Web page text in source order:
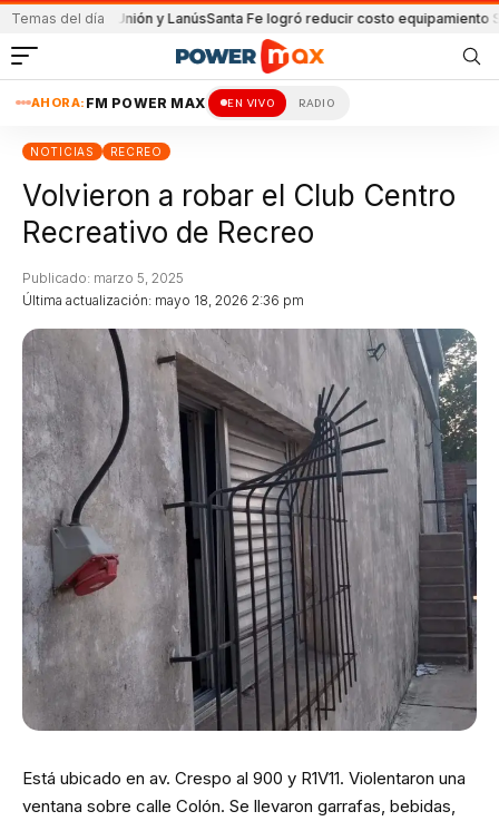
Temas del día
de Unión y LanúsSanta Fe logró reducir costo equipamiento
AHORA: FM POWER MAX EN VIVO RADIO
NOTICIAS RECREO
Volvieron a robar el Club Centro
Recreativo de Recreo
Última actualización: mayo 18, 2026 2:36 pm
Publicado: marzo 5, 2025
Está ubicado en av. Crespo al 900 y R1V11. Violentaron una
ventana sobre calle Colón. Se llevaron garrafas, bebidas,